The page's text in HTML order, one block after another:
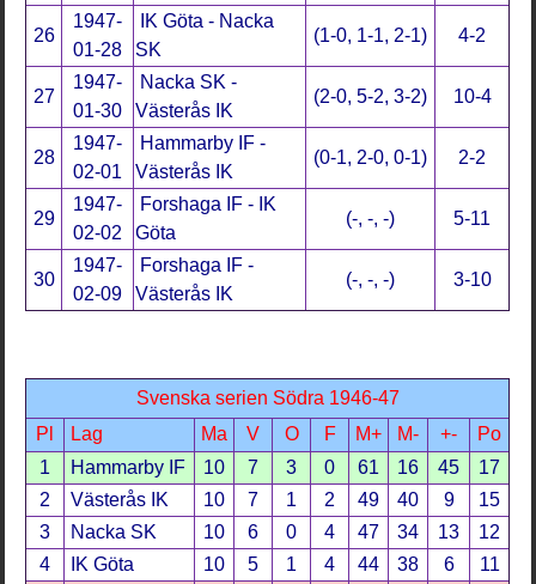
26
1947-
01-28
IK Göta - Nacka
SK
(1-0, 1-1, 2-1) 4-2
27
1947-
01-30
Nacka SK -
Västerås IK
(2-0, 5-2, 3-2) 10-4
28
1947-
02-01
Hammarby IF -
Västerås IK
(0-1, 2-0, 0-1) 2-2
29
1947-
02-02
Forshaga IF - IK
Göta
(-, -, -) 5-11
30
1947-
02-09
Forshaga IF -
Västerås IK
(-, -, -) 3-10
Svenska serien Södra 1946-47
Pl
Lag Ma V O F M+ M- +-
Po
1
Hammarby IF 10 7 3 0 61 16 45
17
2
Västerås IK 10 7 1 2 49 40 9
15
3
Nacka SK 10 6 0 4 47 34 13
12
4
IK Göta 10 5 1 4 44 38 6
11